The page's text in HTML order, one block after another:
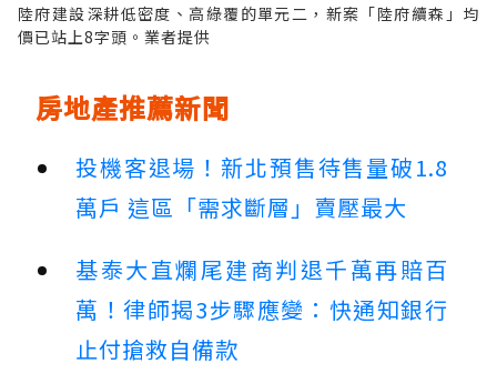
陸府建設深耕低密度、高綠覆的單元二，新案「陸府續森」均
價已站上8字頭。業者提供
房地產推薦新聞
投機客退場！新北預售待售量破1.8
萬戶 這區「需求斷層」賣壓最大
基泰大直爛尾建商判退千萬再賠百
萬！律師揭3步驟應變：快通知銀行
止付搶救自備款